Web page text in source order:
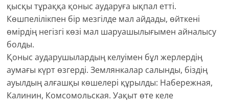
қысқы тұраққа қоныс аударуға ықпал етті.
Көшпелілікпен бір мезгілде мал айдады, өйткені
өмірдің негізгі көзі мал шаруашылығымен айналысу
болды.
Қоныс аударушылардың келуімен бұл жерлердің
аумағы күрт өзгерді. Землянкалар салынды, біздің
ауылдың алғашқы көшелері құрылды: Набережная,
Калинин, Комсомольская. Уақыт өте келе